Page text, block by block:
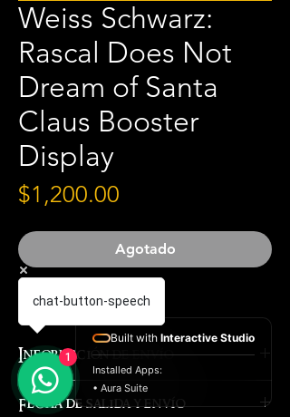
Weiss Schwarz:
Rascal Does Not
Dream of Santa
Claus Booster
Display
$1,200.00
Agotado
Material inglés
Información de envío
Los envíos se realizan por
paquetería el mismo día de la
Fecha de salida y envío
chat-button-speech
1
Built with Interactive Studio
Installed Apps:
• Aura Suite